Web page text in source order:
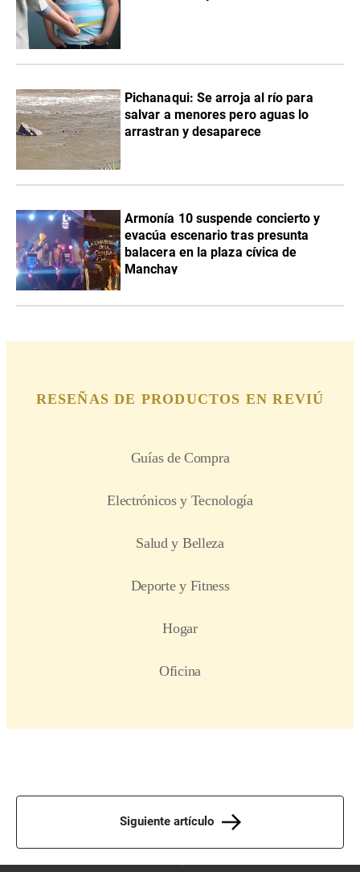
Pichanaqui: Se arroja al río para
salvar a menores pero aguas lo
arrastran y desaparece
Armonía 10 suspende concierto y
evacúa escenario tras presunta
balacera en la plaza cívica de
Manchay
Siguiente artículo